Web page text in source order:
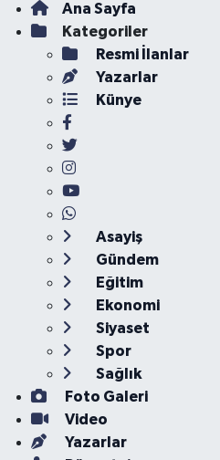
Ana Sayfa
Kategoriler
Resmi İlanlar
Yazarlar
Künye
Asayiş
Gündem
Eğitim
Ekonomi
Siyaset
Spor
Sağlık
Foto Galeri
Video
Yazarlar